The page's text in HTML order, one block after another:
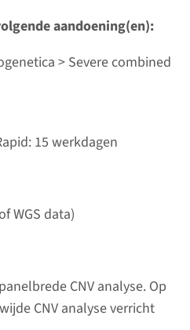
aandoening(en):
> Severe combined
15 werkdagen
WGS data)
CNV analyse. Op
CNV analyse verricht
immuno
panel
15 werkdagen